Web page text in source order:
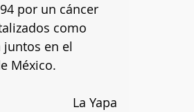
por un cáncer
como
juntos en el
México.
La Yapa